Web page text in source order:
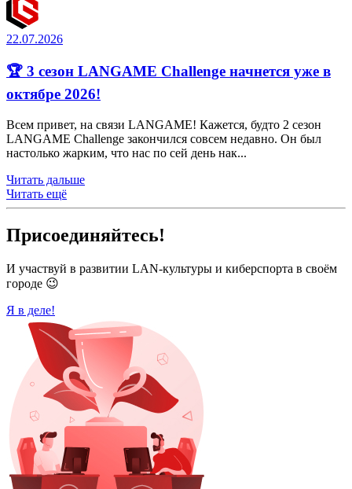
22.07.2026
🏆 3 сезон LANGAME Challenge начнется уже в
октябре 2026!
Всем привет, на связи LANGAME! Кажется, будто 2 сезон
LANGAME Challenge закончился совсем недавно. Он был
настолько жарким, что нас по сей день нак...
Читать дальше
Читать ещё
Присоединяйтесь!
И участвуй в развитии LAN-культуры и киберспорта в своём
городе 😉
Я в деле!